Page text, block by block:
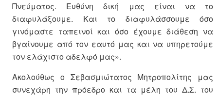
Πνεύματος. Ευθύνη δική μας είναι να το
διαφυλάξουμε. Και το διαφυλάσσουμε όσο
γινόμαστε ταπεινοί και όσο έχουμε διάθεση να
βγαίνουμε από τον εαυτό μας και να υπηρετούμε
τον ελάχιστο αδελφό μας».
Ακολούθως ο Σεβασμιώτατος Μητροπολίτης μας
συνεχάρη την πρόεδρο και τα μέλη του Δ.Σ. του